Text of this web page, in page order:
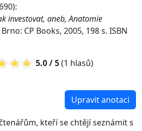
investovat, aneb, Anatomie
CP Books, 2005, 198 s. ISBN
5.0 / 5(1 hlasů)
Upravit anotaci
kteří se chtějí seznámit s